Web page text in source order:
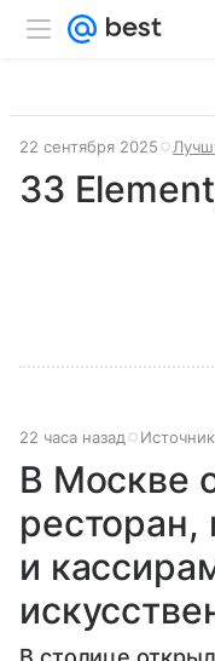
22 сентября 2025
33
22 часа назад
В Москве
ресторан,
и